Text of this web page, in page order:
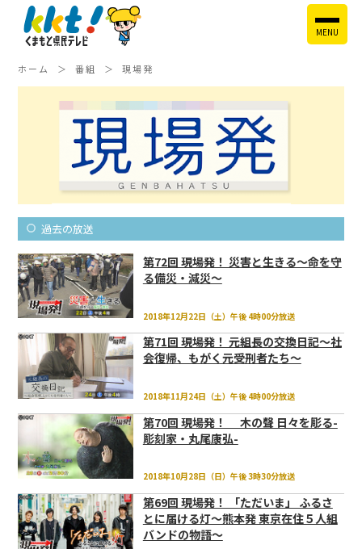
MENU
ホーム 番組 現場発
過去の放送
第72回 現場発！ 災害と生きる～命を守
る備災・減災～
2018年12月22日（土）午後 4時00分放送
第71回 現場発！ 元組長の交換日記～社
会復帰、もがく元受刑者たち～
2018年11月24日（土）午後 4時00分放送
第70回 現場発！ 木の聲 日々を彫る-
彫刻家・丸尾康弘-
2018年10月28日（日）午後 3時30分放送
第69回 現場発！ 「ただいま」 ふるさ
とに届ける灯～熊本発 東京在住５人組
バンドの物語～